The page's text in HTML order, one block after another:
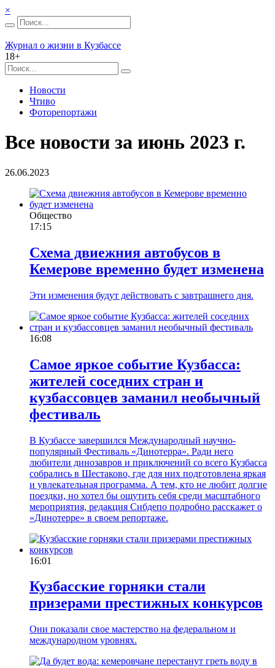
×
Журнал о жизни в Кузбассе
18+
Новости
Чтиво
Фоторепортажи
Все новости за июнь 2023 г.
26.06.2023
Общество
17:15
Схема двиежния автобусов в
Кемерове временно будет изменена
Эти изменения будут действовать с завтрашнего дня.
16:08
Самое яркое событие Кузбасса:
жителей соседних стран и
кузбассовцев заманил необычный
фестиваль
В Кузбассе завершился Международный научно-
популярный Фестиваль «Динотерра». Ради него
любители динозавров и приключений со всего Кузбасса
собрались в Шестаково, где для них подготовлена яркая
и увлекательная программа. А тем, кто не любит долгие
поездки, но хотел бы ощутить себя среди масштабного
мероприятия, редакция Сибдепо подробно расскажет о
«Динотерре» в своем репортаже.
16:01
Кузбасские горняки стали
призерами престижных конкурсов
Они показали свое мастерство на федеральном и
международном уровнях.